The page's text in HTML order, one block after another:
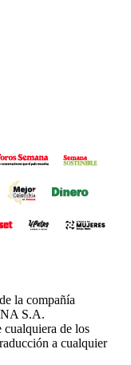
la compañía
S.A.
cualquiera de los
a cualquier